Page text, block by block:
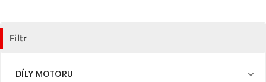
Filtr
DÍLY MOTORU 